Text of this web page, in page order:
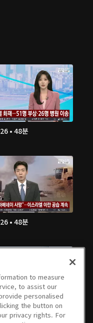
• 48분
• 48분
• 46분
to measure
to assist our
personalised
the button on
privacy rights. For